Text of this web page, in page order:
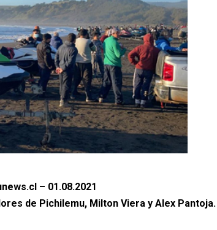
– 01.08.2021
de Pichilemu, Milton Viera y Alex Pantoja.